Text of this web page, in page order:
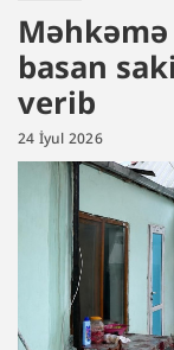
basan
verib
24 İyul 2026